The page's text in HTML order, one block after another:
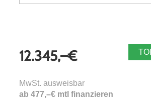
12.345,–€
MwSt. ausweisbar
ab 477,–€ mtl finanzieren